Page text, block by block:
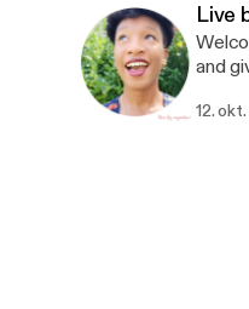
Live
and
12.